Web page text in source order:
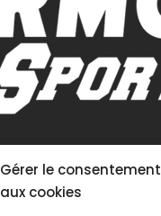
Gérer le consentement
aux cookies